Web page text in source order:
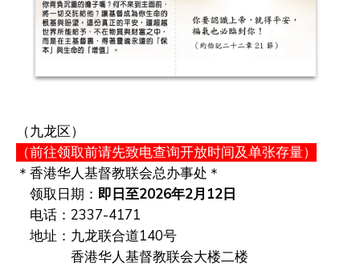
（九龙区）
（前往领取前请先致电查询开放时间及单张存量）
＊香港华人基督教联会总办事处＊
领取日期： 即日至2026年2月 12日
电话：2337-4171
地址：九龙联合道140号
香港华人基督教联会大楼二楼